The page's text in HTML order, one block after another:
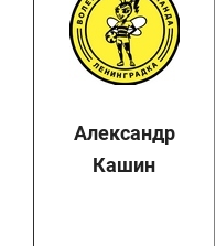
Александр
Кашин